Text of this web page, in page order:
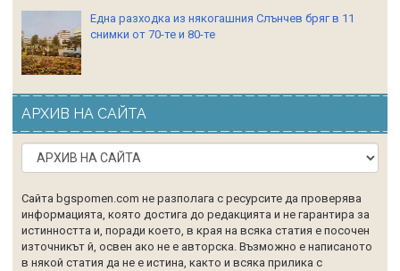
Една разходка из някогашния Слънчев бряг в 11
снимки от 70-те и 80-те
АРХИВ НА САЙТА
Сайта bgspomen.com не разполага с ресурсите да проверява
информацията, която достига до редакцията и не гарантира за
истинността и, поради което, в края на всяка статия е посочен
източникът й, освен ако не е авторска. Възможно е написаното
в някой статия да не е истина, както и всяка прилика с